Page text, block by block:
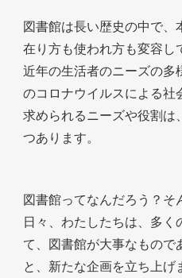
図書館は長い歴史の中で
在り方も使われ方も変容し
近年の生活者のニーズの多
のコロナウイルスによる社
求められるニーズや役割は
つあります。
図書館ってなんだろう？そ
日々、わたしたちは、多く
て、図書館が大事なもので
と、新たな企画を立ち上